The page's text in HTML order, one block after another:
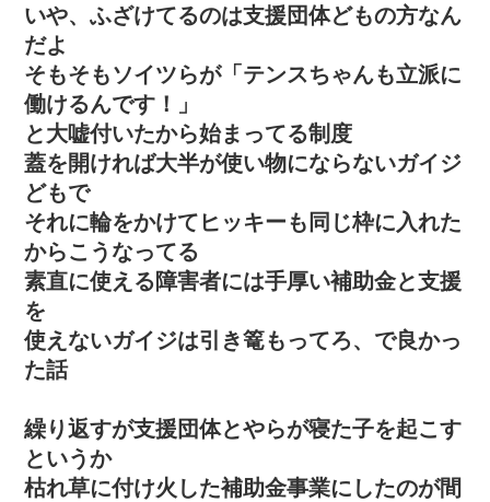
いや、ふざけてるのは支援団体どもの方なん
だよ
そもそもソイツらが「テンスちゃんも立派に
働けるんです！」
と大嘘付いたから始まってる制度
蓋を開ければ大半が使い物にならないガイジ
どもで
それに輪をかけてヒッキーも同じ枠に入れた
からこうなってる
素直に使える障害者には手厚い補助金と支援
を
使えないガイジは引き篭もってろ、で良かっ
た話
繰り返すが支援団体とやらが寝た子を起こす
というか
枯れ草に付け火した補助金事業にしたのが間